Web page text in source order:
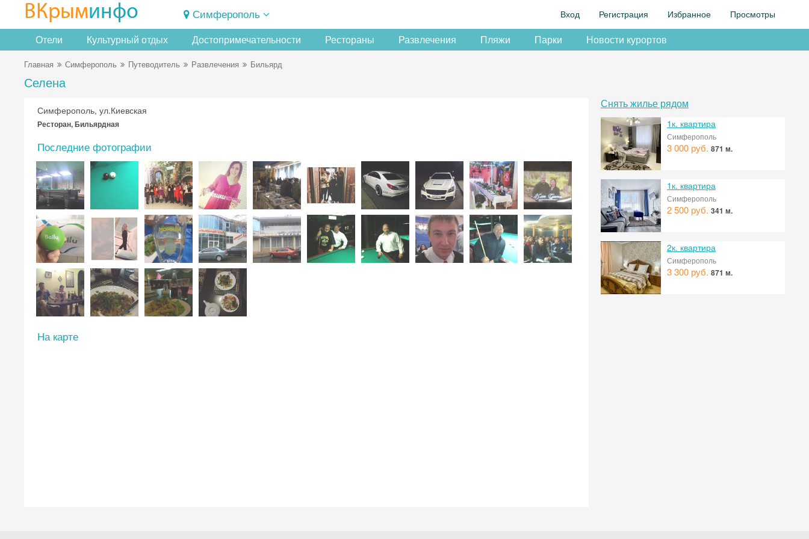
ВКрыминфо Симферополь Вход Регистрация Избранное Просмотры
Отели Культурный отдых Достопримечательности Рестораны Развлечения Пляжи Парки Новости курортов
Главная Симферополь Путеводитель Развлечения Бильярд
Селена
Симферополь, ул.Киевская
Ресторан, Бильярдная
Последние фотографии
На карте
Снять жилье рядом
1к. квартира
Симферополь
3 000 руб. 871 м.
1к. квартира
Симферополь
2 500 руб. 341 м.
2к. квартира
Симферополь
3 300 руб. 871 м.